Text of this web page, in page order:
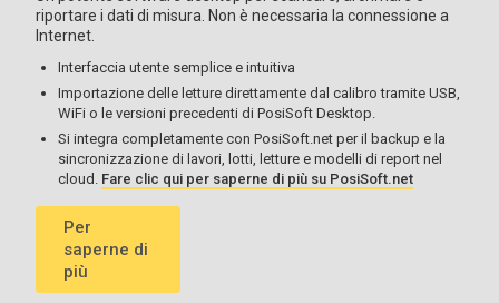
Tutti i calibri vengono forniti completidi dischi di prova (2),
piastra di livellamento, tacchetta di ricambio con utensile di
ricambio, piastra di vetro, fondina protettiva in gomma, cinghia
trasporto, schermo protettivo per le lenti, certificato di
calibrazione Long Form, cavo USB, software PosiSoft ,
garanzia di due (2) anni.
riportare i dati di misura. Non è necessaria la connessione a
Internet.
Interfaccia utente semplice e intuitiva
Importazione delle letture direttamente dal calibro tramite USB,
WiFi o le versioni precedenti di PosiSoft Desktop.
Si integra completamente con PosiSoft.net per il backup e la
sincronizzazione di lavori, lotti, letture e modelli di report nel
cloud. Fare clic qui per saperne di più su PosiSoft.net
Per
saperne di
più